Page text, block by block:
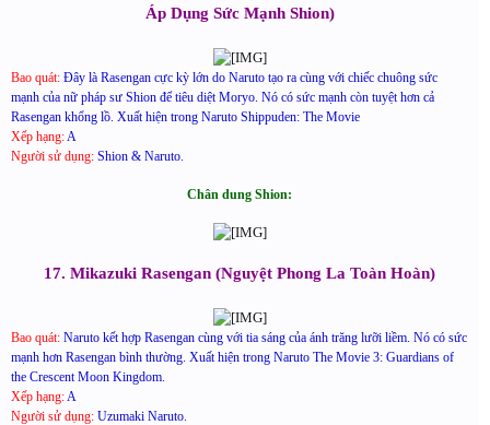
Áp Dụng Sức Mạnh Shion)
Bao quát: Đây là Rasengan cực kỳ lớn do Naruto tạo ra cùng với chiếc chuông sức
mạnh của nữ pháp sư Shion để tiêu diệt Moryo. Nó có sức mạnh còn tuyệt hơn cả
Rasengan khổng lồ. Xuất hiện trong Naruto Shippuden: The Movie
Xếp hạng: A
Người sử dụng: Shion & Naruto.
Chân dung Shion:​
17. Mikazuki Rasengan (Nguyệt Phong La Toàn Hoàn)
Bao quát: Naruto kết hợp Rasengan cùng với tia sáng của ánh trăng lưỡi liềm. Nó có sức
mạnh hơn Rasengan bình thường. Xuất hiện trong Naruto The Movie 3: Guardians of
the Crescent Moon Kingdom.
Xếp hạng: A
Người sử dụng: Uzumaki Naruto.